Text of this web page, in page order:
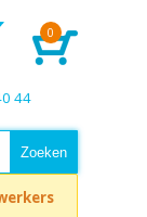
0
44